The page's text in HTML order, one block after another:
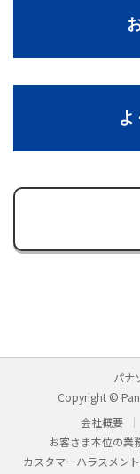
よ
パナ
Copyright ©
会社概要
お客さま本位の業
カスタマーハラスメン